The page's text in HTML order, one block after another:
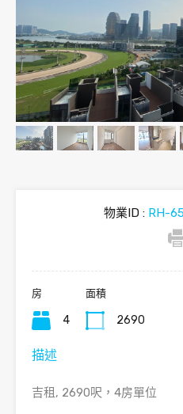
物業ID :RH-
房
4
面積
2690
描述
吉租, 2690呎，4房單位